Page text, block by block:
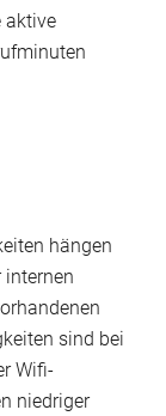
aktive
hängen
internen
sind bei
Wifi-
niedriger